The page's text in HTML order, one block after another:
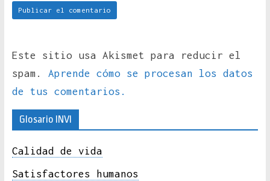
Este sitio usa Akismet para reducir el
spam. Aprende cómo se procesan los datos
de tus comentarios.
Glosario INVI
Calidad de vida
Satisfactores humanos